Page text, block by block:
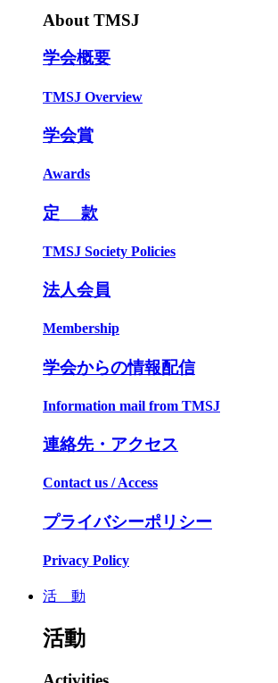
About TMSJ
学会概要
TMSJ Overview
学会賞
Awards
定 款
TMSJ Society Policies
法人会員
Membership
学会からの情報配信
Information mail from TMSJ
連絡先・アクセス
Contact us / Access
プライバシーポリシー
Privacy Policy
活 動
活動